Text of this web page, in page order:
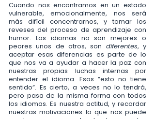
Cuando nos encontramos en un estado
vulnerable, emocionalmente, nos será
más difícil concentrarnos, y tomar los
reveses del proceso de aprendizaje con
humor. Los idiomas no son mejores o
peores unos de otros, son diferentes, y
aceptar esas diferencias es parte de lo
que nos va a ayudar a hacer la paz con
nuestras propias luchas internas por
entender el idioma. Esos “esto no tiene
sentido”. Es cierto, a veces no lo tendrá,
pero pasa de la misma forma con todos
los idiomas. Es nuestra actitud, y recordar
nuestras motivaciones lo que nos puede